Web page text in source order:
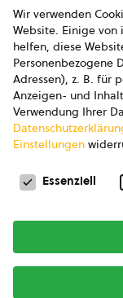
Wir verwenden
Website. Einige von
helfen, diese
Personenbezogene
Adressen), z. B. für
Anzeigen- und
Verwendung Ihrer
Einstellungen
Essenziell